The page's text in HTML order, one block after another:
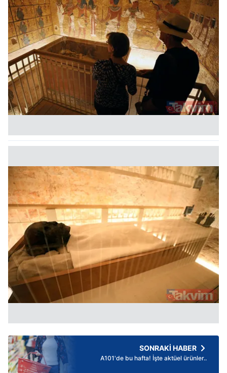
SONRAKİ HABER
A101'de bu hafta! İşte aktüel ürünler..